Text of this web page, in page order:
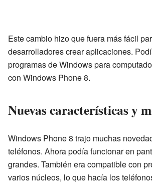
Este cambio hizo que fuera más fácil
desarrolladores crear aplicaciones.
programas de Windows para
con Windows Phone 8.
Nuevas características y
Windows Phone 8 trajo muchas
teléfonos. Ahora podía funcionar en
grandes. También era compatible con
varios núcleos, lo que hacía los